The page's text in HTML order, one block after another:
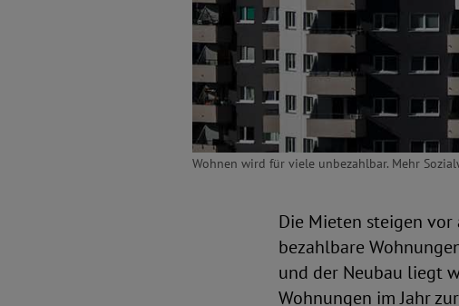
Wohnen wird für viele unbezahlbar. Mehr
Die Mieten steigen
bezahlbare
und der Neubau liegt
Wohnungen im Jahr